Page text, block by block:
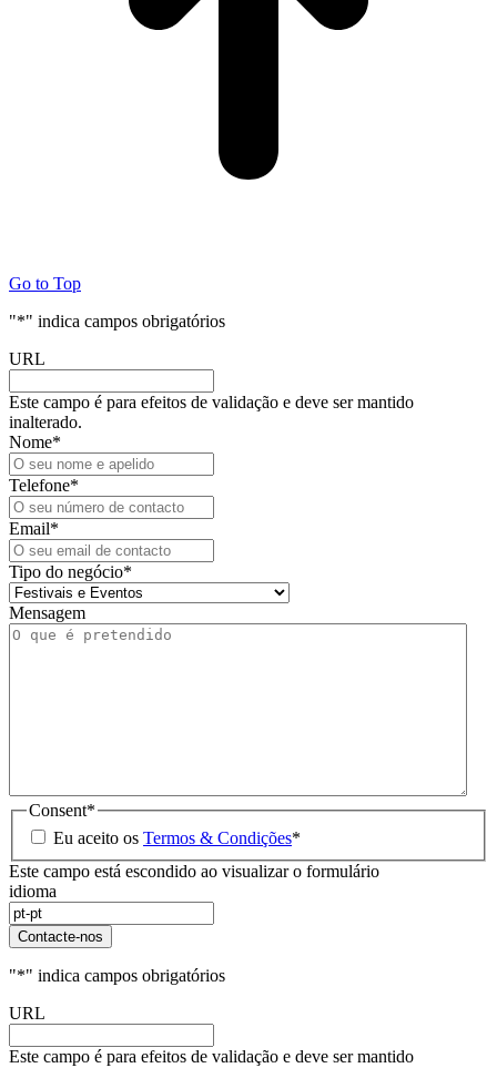
Go to Top
"*" indica campos obrigatórios
URL
Este campo é para efeitos de validação e deve ser mantido
inalterado.
Nome*
Telefone*
Email*
Tipo do negócio*
Mensagem
Consent*
Eu aceito os Termos & Condições*
Este campo está escondido ao visualizar o formulário
idioma
Contacte-nos
"*" indica campos obrigatórios
URL
Este campo é para efeitos de validação e deve ser mantido